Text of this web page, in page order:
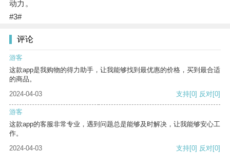
动力。
#3#
评论
游客
这款app是我购物的得力助手，让我能够找到最优惠的价格，买到最合适
的商品。
2024-04-03
支持[0] 反对[0]
游客
这款app的客服非常专业，遇到问题总是能够及时解决，让我能够安心工
作。
2024-04-03
支持[0] 反对[0]